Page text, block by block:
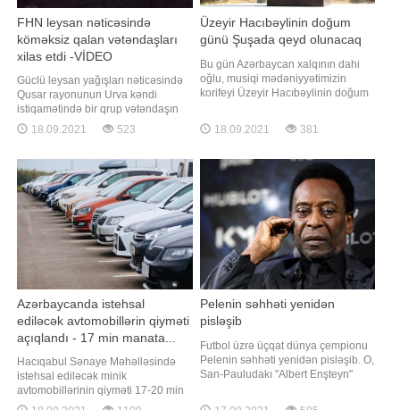
FHN leysan nəticəsində
köməksiz qalan vətəndaşları
xilas etdi -VİDEO
Güclü leysan yağışları nəticəsində
Qusar rayonunun Urva kəndi
istiqamətində bir qrup vətəndaşın
köməksiz vəziyyətdə qalması
barədə Fövqəladə Hallar
xəttinə məlumat daxil olub. -ın
Fövqəladə Hallar Nazirliyinin (FHN)
saytına istinadən verdiyi xəbərinə
görə
18.09.2021 523
Üzeyir Hacıbəylinin doğum
günü Şuşada qeyd olunacaq
Bu gün Azərbaycan xalqının dahi
oğlu, musiqi mədəniyyətimizin
korifeyi Üzeyir Hacıbəylinin doğum
isə ümummilli lider Heydər Əliyevin
fərmanı ilə dahi bəstəkarın anadan
ərəfəsində 18 sentyabrın Milli
Musiqi Günü kimi qeyd olunması
qərar
18.09.2021 381
Azərbaycanda istehsal
ediləcək avtomobillərin qiyməti
açıqlandı - 17 min manata...
Hacıqabul Sənaye Məhəlləsində
istehsal ediləcək minik
avtomobillərinin qiyməti 17-20 min
manat təşkil edəcək. Bu barədə
Pelenin səhhəti yenidən
pisləşib
Futbol üzrə üçqat dünya çempionu
Pelenin səhhəti yenidən pisləşib. O,
San-Pauludakı "Albert Enşteyn"
terapiya şöbəsinə köçürülüb.